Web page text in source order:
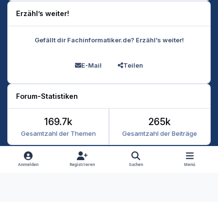
Erzähl’s weiter!
Gefällt dir Fachinformatiker.de? Erzähl’s weiter!
E-Mail Teilen
Forum-Statistiken
Gesamtzahl der Themen
169.7k
Gesamtzahl der Beiträge
265k
Heller Modus
Dunkler Modus
Systemeinstellung
Anmelden Registrieren Suchen Menü